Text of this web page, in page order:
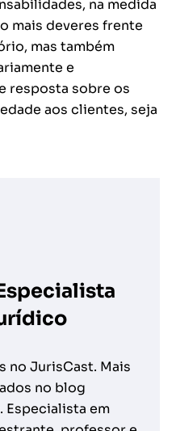
na medida
mais deveres frente
mas também
e
resposta sobre os
aos clientes, seja
no JurisCast. Mais
no blog
Especialista em